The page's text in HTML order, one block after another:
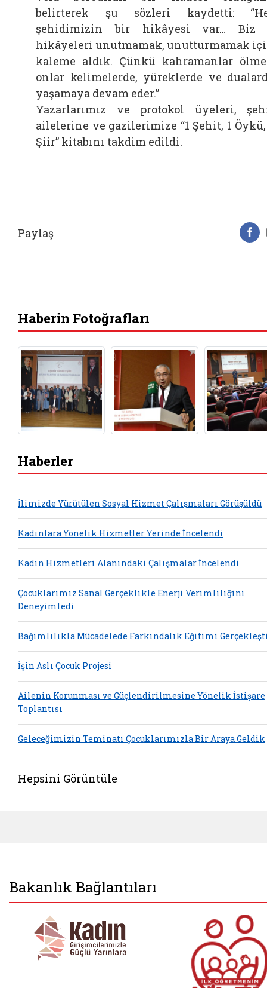
belirterek şu sözleri kaydetti:
şehidimizin bir hikâyesi var… Biz
hikâyeleri unutmamak, unutturmamak
kaleme aldık. Çünkü kahramanlar
onlar kelimelerde, yüreklerde ve
yaşamaya devam eder.”
Yazarlarımız ve protokol üyeleri,
ailelerine ve gazilerimize “1 Şehit, 1 Öykü,
Şiir” kitabını takdim edildi.
Paylaş
Haberin Fotoğrafları
Haberler
İlimizde Yürütülen Sosyal Hizmet Çalışmaları Görüşüldü
Kadınlara Yönelik Hizmetler Yerinde İncelendi
Kadın Hizmetleri Alanındaki Çalışmalar İncelendi
Çocuklarımız Sanal Gerçeklikle Enerji Verimliliğini
Deneyimledi
Bağımlılıkla Mücadelede Farkındalık Eğitimi
İşin Aslı Çocuk Projesi
Ailenin Korunması ve Güçlendirilmesine Yönelik İstişare
Toplantısı
Geleceğimizin Teminatı Çocuklarımızla Bir Araya Geldik
Hepsini Görüntüle
Bakanlık Bağlantıları